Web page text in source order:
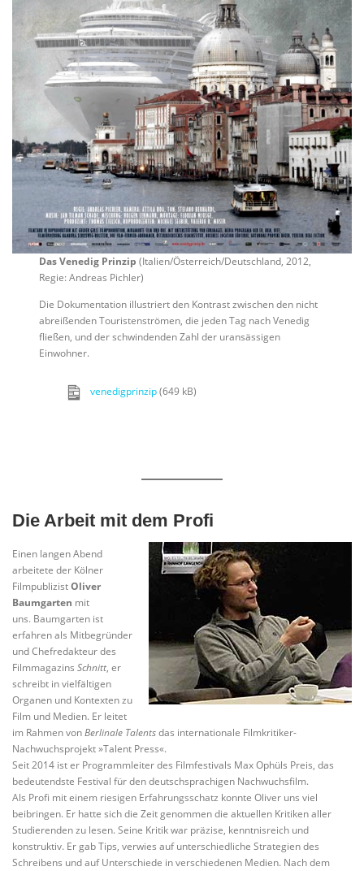
Das Venedig Prinzip(Italien/Österreich/Deutschland, 2012,
Regie: Andreas Pichler)
Die Dokumentation illustriert den Kontrast zwischen den nicht
abreißenden Touristenströmen, die jeden Tag nach Venedig
fließen, und der schwindenden Zahl der uransässigen
Einwohner.
venedigprinzip(649 kB)
Die Arbeit mit dem Profi
Einen langen Abend
arbeitete der Kölner
FilmpublizistOliver
Baumgarten mit
uns. Baumgarten ist
erfahren als Mitbegründer
und Chefredakteur des
Filmmagazins Schnitt, er
schreibt in vielfältigen
Organen und Kontexten zu
Film und Medien. Er leitet
im Rahmen vonBerlinale Talentsdas internationale Filmkritiker-
Nachwuchsprojekt »Talent Press«.
Seit 2014 ist er Programmleiter des Filmfestivals Max Ophüls Preis, das
bedeutendste Festival für den deutschsprachigen Nachwuchsfilm.
Als Profi mit einem riesigen Erfahrungsschatz konnte Oliver uns viel
beibringen. Er hatte sich die Zeit genommen die aktuellen Kritiken aller
Studierenden zu lesen. Seine Kritik war präzise, kenntnisreich und
konstruktiv. Er gab Tips, verwies auf unterschiedliche Strategien des
Schreibens und auf Unterschiede in verschiedenen Medien. Nach dem